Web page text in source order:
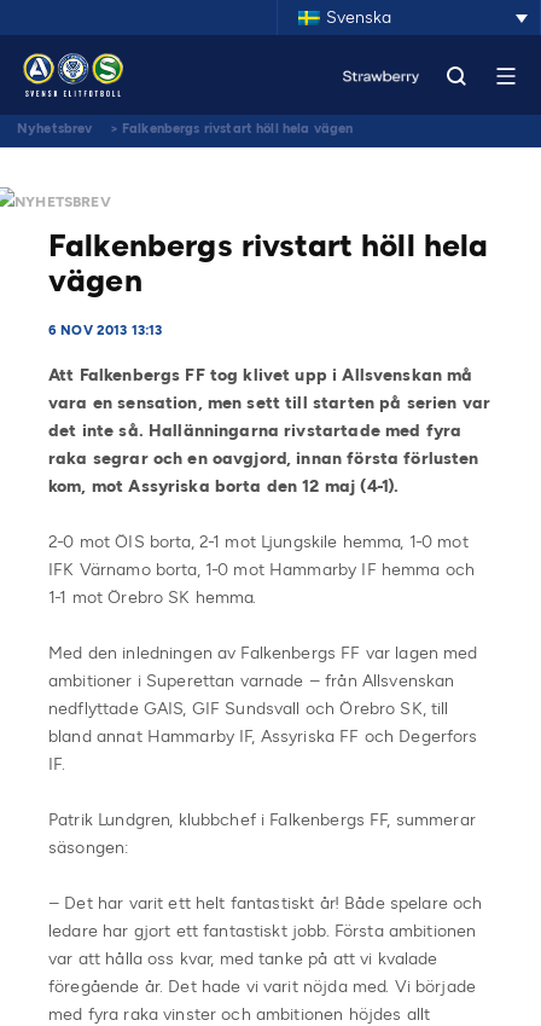
Svenska
Nyhetsbrev > Falkenbergs rivstart höll hela vägen
NYHETSBREV
Falkenbergs rivstart höll hela
vägen
6 NOV 2013 13:13
Att Falkenbergs FF tog klivet upp i Allsvenskan må
vara en sensation, men sett till starten på serien var
det inte så. Hallänningarna rivstartade med fyra
raka segrar och en oavgjord, innan första förlusten
kom, mot Assyriska borta den 12 maj (4-1).
2-0 mot ÖIS borta, 2-1 mot Ljungskile hemma, 1-0 mot
IFK Värnamo borta, 1-0 mot Hammarby IF hemma och
1-1 mot Örebro SK hemma.
Med den inledningen av Falkenbergs FF var lagen med
ambitioner i Superettan varnade – från Allsvenskan
nedflyttade GAIS, GIF Sundsvall och Örebro SK, till
bland annat Hammarby IF, Assyriska FF och Degerfors
IF.
Patrik Lundgren, klubbchef i Falkenbergs FF, summerar
säsongen:
– Det har varit ett helt fantastiskt år! Både spelare och
ledare har gjort ett fantastiskt jobb. Första ambitionen
var att hålla oss kvar, med tanke på att vi kvalade
föregående år. Det hade vi varit nöjda med. Vi började
med fyra raka vinster och ambitionen höjdes allt